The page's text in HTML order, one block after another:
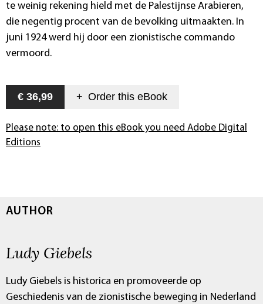
te weinig rekening hield met de Palestijnse Arabieren,
die negentig procent van de bevolking uitmaakten. In
juni 1924 werd hij door een zionistische commando
vermoord.
€ 36,99 + Order this eBook
Please note: to open this eBook you need Adobe Digital
Editions
AUTHOR
Ludy Giebels
Ludy Giebels is historica en promoveerde op
Geschiedenis van de zionistische beweging in Nederland